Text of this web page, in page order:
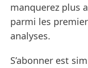
manquerez plus
parmi les
analyses.
S’abonner est